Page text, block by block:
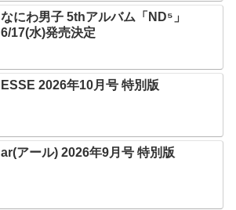
なにわ男子 5thアルバム「ND⁵」
6/17(水)発売決定
ESSE 2026年10月号 特別版
ar(アール) 2026年9月号 特別版